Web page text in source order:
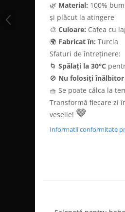
🌿 Material: 100%
și plăcut la atingere
🎨 Culoare: Cafea cu
🌍 Fabricat în: Turcia
Sfaturi de întreținere:
🌀 Spălați la 30°C
🚫 Nu folosiți înălbitor
🧺 Se poate călca la
Transformă fiecare zi
veselie! 🤎
Informatii conformitate